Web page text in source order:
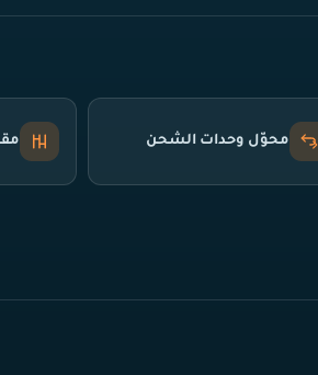
محوّل وحدات الشحن